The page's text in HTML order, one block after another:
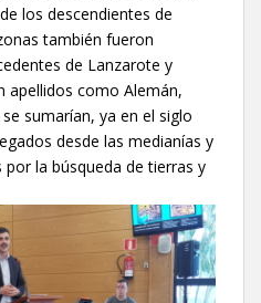
los descendientes de
también fueron
de Lanzarote y
apellidos como Alemán,
sumarían, ya en el siglo
desde las medianías y
la búsqueda de tierras y